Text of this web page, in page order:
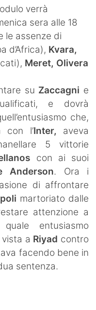
verrà
sera alle 18
le assenze di
d’Africa), Kvara,
Meret, Olivera
su Zaccagni e
e dovrà
che,
con l’Inter, aveva
5 vittorie
con ai suoi
Anderson. Ora i
di affrontare
martoriato dalle
attenzione a
entusiasmo
a Riyad contro
facendo bene in
sentenza.